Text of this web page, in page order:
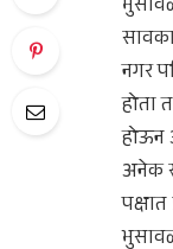
नगर
होता
होऊन
अनेक